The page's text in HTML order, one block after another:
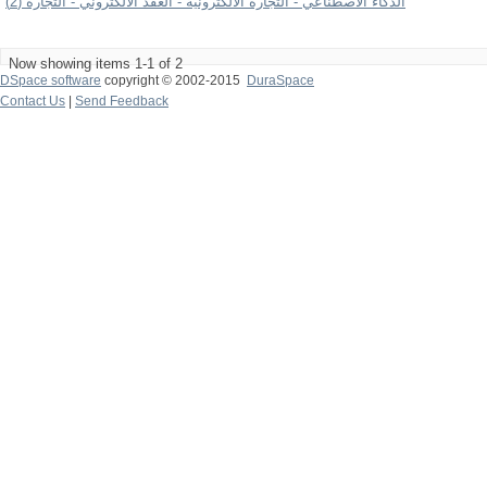
Now showing items 1-1 of 2
DSpace software copyright © 2002-2015
DuraSpace
Contact Us
Send Feedback